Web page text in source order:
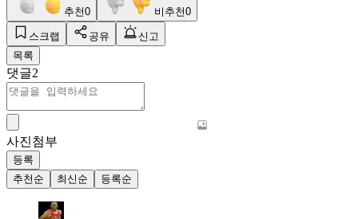
추천0 비추천0
스크랩 공유
신고
목록
댓글2
사진첨부
등록
추천순
최신순 등록순